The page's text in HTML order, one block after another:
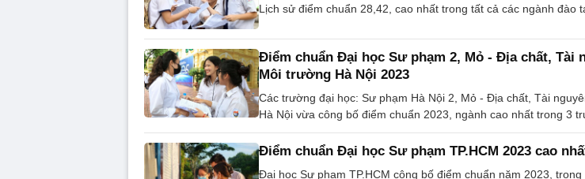
Lịch sử điểm chuẩn 28,42, cao nhất trong tất cả các ngành đào
Điểm chuẩn Đại học Sư phạm 2, Mỏ - Địa chất, Tài
Môi trường Hà Nội 2023
Các trường đại học: Sư phạm Hà Nội 2, Mỏ - Địa chất, Tài
Hà Nội vừa công bố điểm chuẩn 2023, ngành cao nhất trong 3
Điểm chuẩn Đại học Sư phạm TP.HCM 2023 cao
Đại học Sư phạm TP.HCM công bố điểm chuẩn năm 2023,